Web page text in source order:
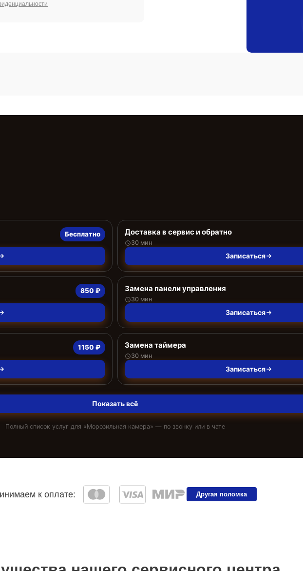
Бесплатно Доставка в сервис и обратно
30 мин
Записаться
850 ₽ Замена панели управления
30 мин
Записаться
1150 ₽ Замена таймера
30 мин
Записаться
Показать всё
Полный список услуг для «Морозильная камера» — по звонку или в чате
к оплате: Другая поломка